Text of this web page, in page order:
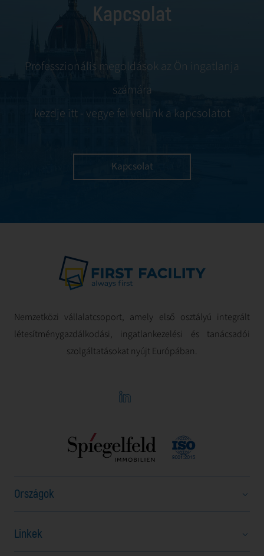
Kapcsolat
Professzionális megoldások az Ön ingatlanja
számára
kezdje itt - vegye fel velünk a kapcsolatot
Kapcsolat
Nemzetközi vállalatcsoport, amely első osztályú integrált
létesítménygazdálkodási, ingatlankezelési és tanácsadói
szolgáltatásokat nyújt Európában.
Országok
Ausztria
Linkek